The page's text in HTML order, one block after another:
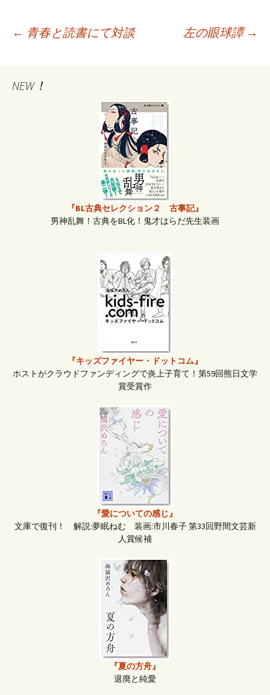
稿
ン
← 青春と読書にて対談 左の眼球譚 →
NEW！
『BL古典セレクション２ 古事記』
男神乱舞！古典をBL化！鬼才はらだ先生装画
『キッズファイヤー・ドットコム』
ホストがクラウドファンディングで炎上子育て！第59回熊日文学
賞受賞作
『愛についての感じ』
文庫で復刊！ 解説:夢眠ねむ 装画:市川春子 第33回野間文芸新
人賞候補
『夏の方舟』
退廃と純愛